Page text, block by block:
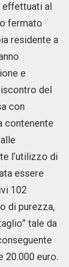
al
fermato
residente a
e
del
con
contenente
l’utilizzo di
essere
102
di purezza,
tale da
20.000 euro.